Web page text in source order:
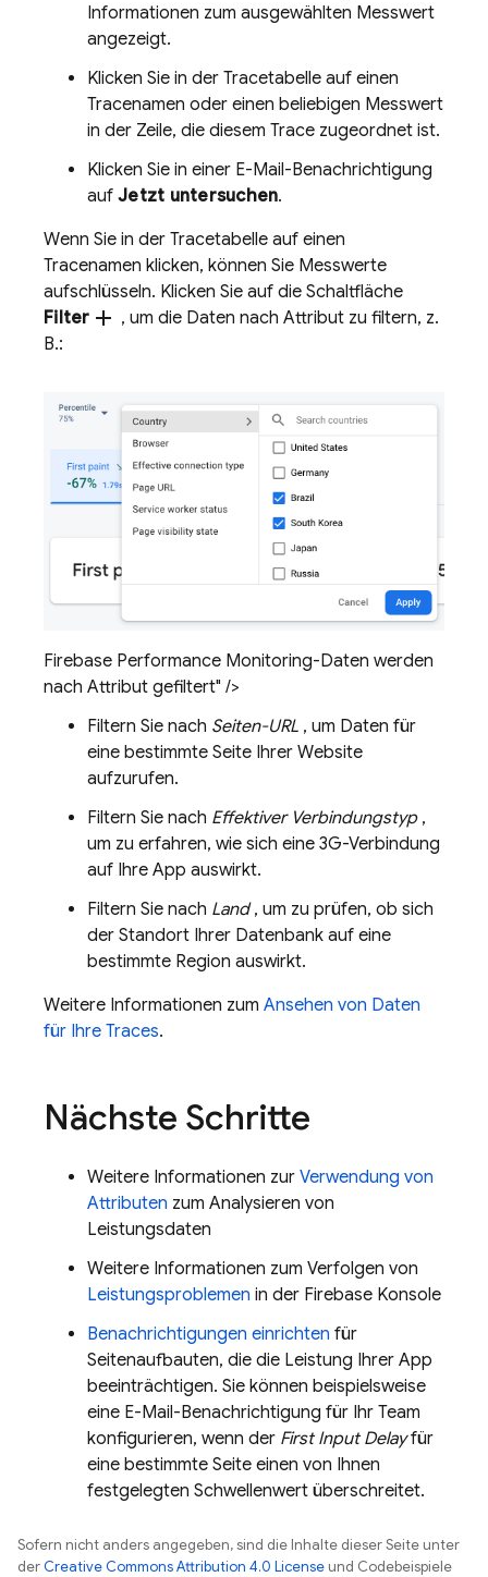
Informationen zum ausgewählten Messwert
angezeigt.
Klicken Sie in der Tracetabelle auf einen
Tracenamen oder einen beliebigen Messwert
in der Zeile, die diesem Trace zugeordnet ist.
Klicken Sie in einer E-Mail-Benachrichtigung
auf Jetzt untersuchen.
Wenn Sie in der Tracetabelle auf einen
Tracenamen klicken, können Sie Messwerte
aufschlüsseln. Klicken Sie auf die Schaltfläche
Filter add , um die Daten nach Attribut zu filtern, z.
B.:
Firebase Performance Monitoring-Daten werden
nach Attribut gefiltert" />
Filtern Sie nach Seiten-URL , um Daten für
eine bestimmte Seite Ihrer Website
aufzurufen.
Filtern Sie nach Effektiver Verbindungstyp,
um zu erfahren, wie sich eine 3G-Verbindung
auf Ihre App auswirkt.
Filtern Sie nach Land, um zu prüfen, ob sich
der Standort Ihrer Datenbank auf eine
bestimmte Region auswirkt.
Weitere Informationen zum Ansehen von Daten
für Ihre Traces.
Nächste Schritte
Weitere Informationen zur Verwendung von
Attributen zum Analysieren von
Leistungsdaten
Weitere Informationen zum Verfolgen von
Leistungsproblemen in der Firebase Konsole
Benachrichtigungen einrichten für
Seitenaufbauten, die die Leistung Ihrer App
beeinträchtigen. Sie können beispielsweise
eine E-Mail-Benachrichtigung für Ihr Team
konfigurieren, wenn der First Input Delayfür
eine bestimmte Seite einen von Ihnen
festgelegten Schwellenwert überschreitet.
Sofern nicht anders angegeben, sind die Inhalte dieser Seite unter
derCreative Commons Attribution 4.0 License und Codebeispiele